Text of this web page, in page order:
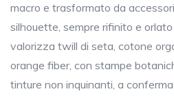
macro e trasformato da
silhouette, sempre rifinito e
valorizza twill di seta, cotone
orange fiber, con stampe
tinture non inquinanti, a